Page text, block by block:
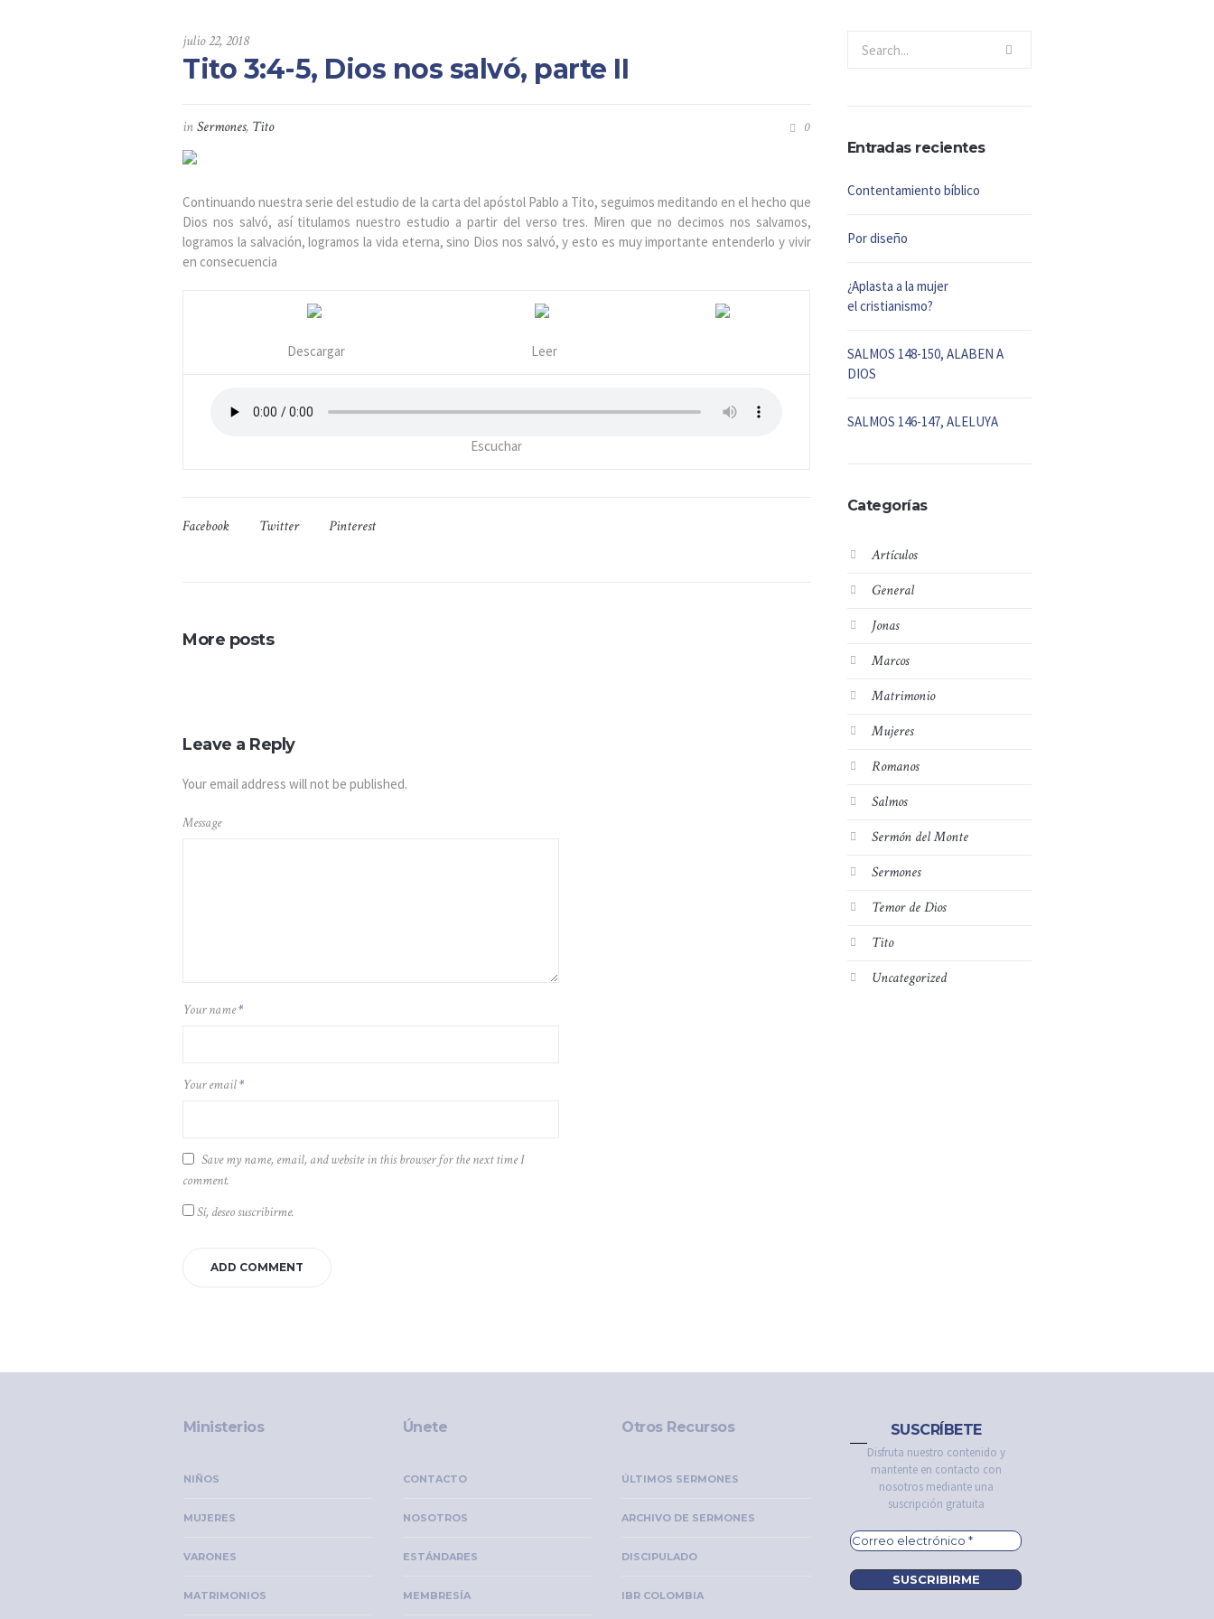
julio 22, 2018
Tito 3:4-5, Dios nos salvó, parte II
inSermones, Tito 0
Continuando nuestra serie del estudio de la carta del apóstol Pablo a Tito, seguimos meditando en el hecho que
Dios nos salvó, así titulamos nuestro estudio a partir del verso tres. Miren que no decimos nos salvamos,
logramos la salvación, logramos la vida eterna, sino Dios nos salvó, y esto es muy importante entenderlo y vivir
en consecuencia
Descargar Leer
Escuchar
Facebook Twitter Pinterest
More posts
Leave a Reply
Your email address will not be published.
Message
Your name*
Your email*
Save my name, email, and website in this browser for the next time I
comment.
Sí, deseo suscribirme.
Entradas recientes
Contentamiento bíblico
Por diseño
¿Aplasta a la mujer
el cristianismo?
SALMOS 148-150, ALABEN A
DIOS
SALMOS 146-147, ALELUYA
Categorías
Artículos
General
Jonas
Marcos
Matrimonio
Mujeres
Romanos
Salmos
Sermón del Monte
Sermones
Temor de Dios
Tito
Uncategorized
Ministerios
NIÑOS
MUJERES
VARONES
MATRIMONIOS
Únete
CONTACTO
NOSOTROS
ESTÁNDARES
MEMBRESÍA
Otros Recursos
ÚLTIMOS SERMONES
ARCHIVO DE SERMONES
DISCIPULADO
IBR COLOMBIA
SUSCRÍBETE
Disfruta nuestro contenido y
mantente en contacto con
nosotros mediante una
suscripción gratuita